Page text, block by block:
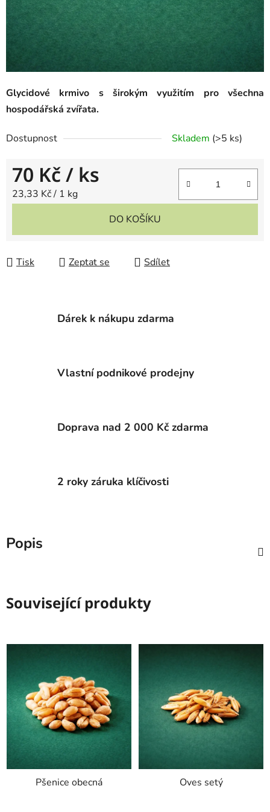
Glycidové krmivo s širokým využitím pro všechna
hospodářská zvířata.
Dostupnost Skladem (>5 ks)
70 Kč/ ks
Měrná cena:
23,33 Kč / 1 kg
DO KOŠÍKU
Tisk Zeptat se Sdílet
Dárek k nákupu zdarma
Vlastní podnikové prodejny
Doprava nad 2 000 Kč zdarma
2 roky záruka klíčivosti
Popis
Související produkty
Pšenice obecná Oves setý